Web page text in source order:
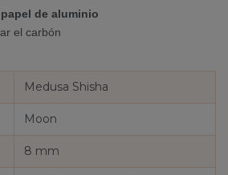
de aluminio
el carbón
Medusa Shisha
Moon
8 mm